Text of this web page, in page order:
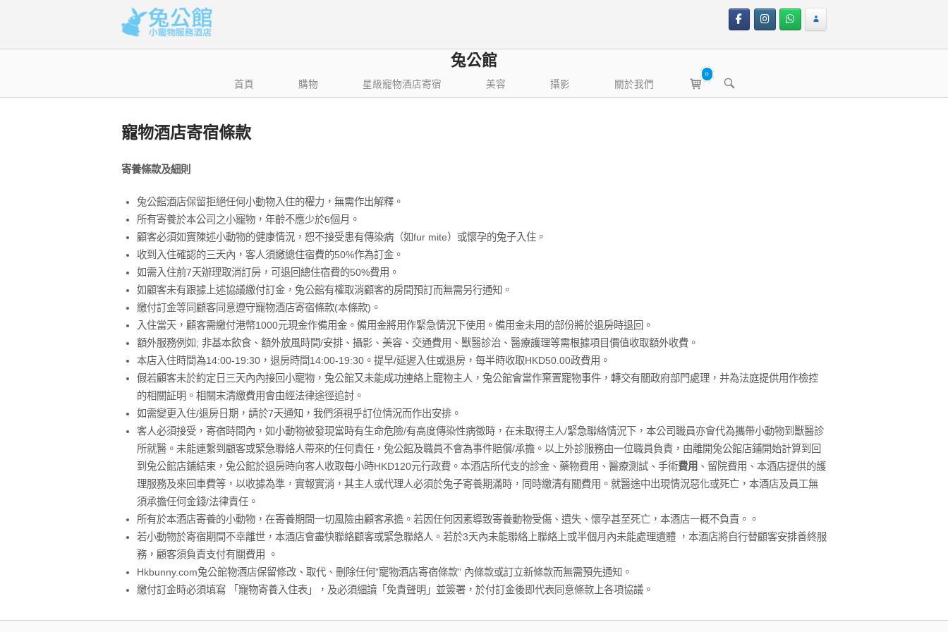
兔公館
首頁 購物 星級寵物酒店寄宿 美容 攝影 關於我們
View
shopping
0
OPEN
SEARCH
寵物酒店寄宿條款
寄養條款及細則
兔公館酒店保留拒絕任何小動物入住的櫂力，無需作出解釋。
所有寄養於本公司之小寵物，年齡不應少於6個月。
顧客必須如實陳述小動物的健康情況，恕不接受患有傳染病（如fur mite）或懷孕的兔子入住。
收到入住確認的三天內，客人須繳總住宿費的50%作為訂金。
如需入住前7天辦理取消訂房，可退回總住宿費的50%費用。
如顧客未有跟據上述協議繳付訂金，兔公館有權取消顧客的房間預訂而無需另行通知。
繳付訂金等同顧客同意遵守寵物酒店寄宿條款(本條款)。
入住當天，顧客需繳付港幣1000元現金作備用金。備用金將用作緊急情況下使用。備用金未用的部份將於退房時退回。
額外服務例如; 非基本飲食、額外放風時間/安排、攝影、美容、交通費用、獸醫診治、醫療護理等需根據項目價值收取額外收費。
本店入住時間為14:00-19:30，退房時間14:00-19:30。提早/延遲入住或退房，每半時收取HKD50.00政費用。
假若顧客未於約定日三天內內接回小寵物，兔公館又未能成功連絡上寵物主人，兔公館會當作棄置寵物事件，轉交有關政府部門處理，并為法庭提供用作檢控
的相關証明。相關末清繳費用會由經法律途徑追討。
如需變更入住/退房日期，請於7天通知，我們須視乎訂位情況而作出安排。
客人必須接受，寄宿時間內，如小動物被發現當時有生命危險/有高度傳染性病徵時，在未取得主人/緊急聯絡情況下，本公司職員亦會代為攜帶小動物到獸醫診
所就醫。未能連繫到顧客或緊急聯絡人帶來的任何責任，兔公館及職員不會為事件賠償/承擔。以上外診服務由一位職員負責，由離開兔公館店鋪開始計算到回
到兔公館店鋪結束，兔公館於退房時向客人收取每小時HKD120元行政費。本酒店所代支的診金、藥物費用、醫療測試、手術費用 、留院費用、本酒店提供的護
理服務及來回車費等，以收據為準，實報實消，其主人或代理人必須於兔子寄養期滿時，同時繳清有關費用。就醫途中出現情況惡化或死亡，本酒店及員工無
須承擔任何金錢/法律責任。
所有於本酒店寄養的小動物，在寄養期間一切風險由顧客承擔。若因任何因素導致寄養動物受傷、遺失、懷孕甚至死亡，本酒店一概不負責。。
若小動物於寄宿期間不幸離世，本酒店會盡快聯絡顧客或緊急聯絡人。若於3天內未能聯絡上聯絡上或半個月內未能處理遺體 ，本酒店將自行替顧客安排善終服
務，顧客須負責支付有關費用 。
Hkbunny.com兔公館物酒店保留修改、取代、刪除任何”寵物酒店寄宿條款” 內條款或訂立新條款而無需預先通知。
繳付訂金時必須填寫 「寵物寄養入住表」，及必須細讀「免責聲明」並簽署，於付訂金後即代表同意條款上各項協議。